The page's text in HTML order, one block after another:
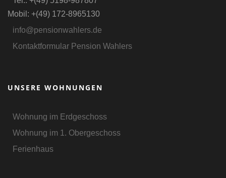
Mobil: +(49) 172-8965130
info@pensionwahlers.de
Kontaktformular Pension Wahlers
UNSERE WOHNUNGEN
Wohnung im Erdgeschoss
Wohnung im 1. Obergeschoss
Ferienhaus